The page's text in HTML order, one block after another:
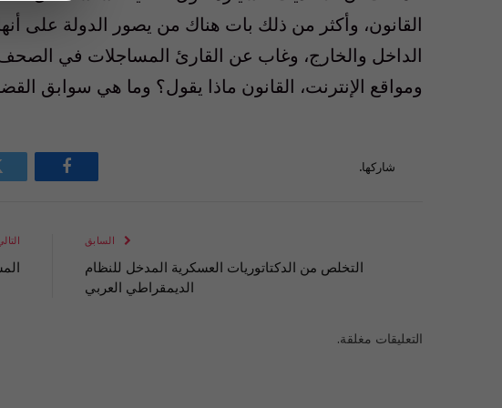
‏القانون‏، ‏وأكثر‏ ‏من‏ ‏ذلك‏ ‏بات‏ ‏هناك‏ ‏من‏ ‏يصور الدولة على‏
‏الداخل‏ ‏والخارج‏، ‏وغاب‏ ‏عن‏ ‏القارئ‏ ‏المساجلات‏ ‏في‏ ‏الصحف‏
‏ومواقع‏ ‏الإنترنت‏، ‏القانون ماذا‏ ‏يقول؟ وما‏ ‏هي‏ ‏سوابق‏
شاركها.
فيسبوك
السابق
التخلص من الدكتاتوريات العسكرية المدخل للنظام
الديمقراطي العربي
التعليقات مغلقة.